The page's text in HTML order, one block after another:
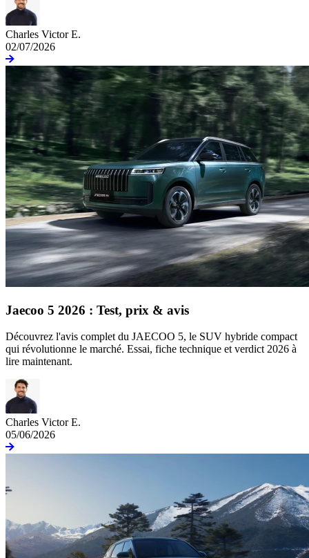
Charles Victor E.
02/07/2026
Jaecoo 5 2026 : Test, prix & avis
Découvrez l'avis complet du JAECOO 5, le SUV hybride compact
qui révolutionne le marché. Essai, fiche technique et verdict 2026 à
lire maintenant.
Charles Victor E.
05/06/2026